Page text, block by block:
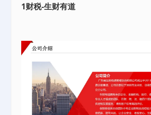
1财税-生财有道